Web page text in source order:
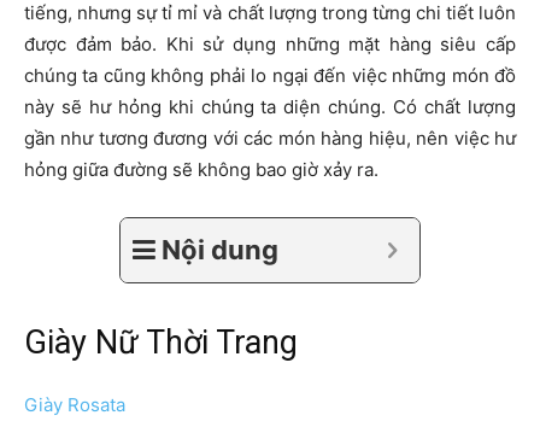
tiếng, nhưng sự tỉ mỉ và chất lượng trong từng chi tiết luôn
được đảm bảo. Khi sử dụng những mặt hàng siêu cấp
chúng ta cũng không phải lo ngại đến việc những món đồ
này sẽ hư hỏng khi chúng ta diện chúng. Có chất lượng
gần như tương đương với các món hàng hiệu, nên việc hư
hỏng giữa đường sẽ không bao giờ xảy ra.
Nội dung
Giày Nữ Thời Trang
Giày Rosata